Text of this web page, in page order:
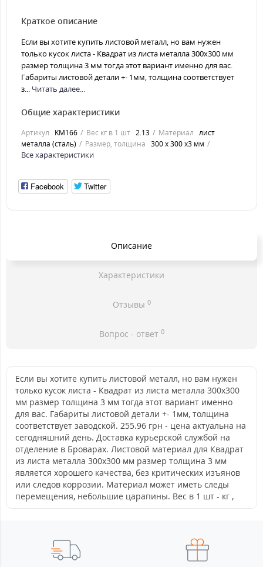
Краткое описание
Если вы хотите купить листовой металл, но вам нужен
только кусок листа - Квадрат из листа металла 300х300 мм
размер толщина 3 мм тогда этот вариант именно для вас.
Габариты листовой детали +- 1мм, толщина соответствует
з... Читать далее...
Общие характеристики
Артикул KM166 Вес кг в 1 шт 2.13 Материал лист
металла (сталь)
Размер, толщина 300 х 300 х3 мм
Все характеристики
Facebook Twitter
Описание
Характеристики
Отзывы 0
Вопрос - ответ 0
Если вы хотите купить листовой металл, но вам нужен
только кусок листа - Квадрат из листа металла 300х300
мм размер толщина 3 мм тогда этот вариант именно
для вас. Габариты листовой детали +- 1мм, толщина
соответствует заводской. 255.96 грн - цена актуальна на
сегодняшний день. Доставка курьерской службой на
отделение в Броварах. Листовой материал для Квадрат
из листа металла 300х300 мм размер толщина 3 мм
является хорошего качества, без критических изъянов
или следов коррозии. Материал может иметь следы
перемещения, небольшие царапины. Вес в 1 шт - кг ,